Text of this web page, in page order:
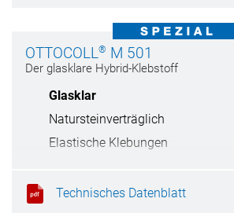
OTTOCOLL® M 501
Der glasklare Hybrid-Klebstoff
Glasklar
Natursteinverträglich
Elastische Klebungen
Technisches Datenblatt